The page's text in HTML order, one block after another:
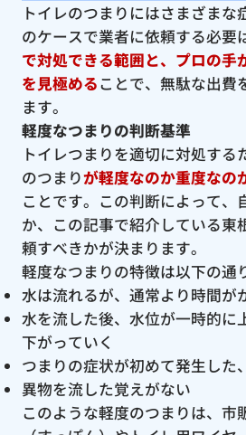
トイレのつまりにはさまざまな
のケースで業者に依頼する必要
で対処できる範囲と、プロの手
を見極めることで、無駄な出費
ます。
軽度なつまりの判断基準
トイレつまりを適切に対処する
のつまりが軽度なのか重度なの
ことです。この判断によって、
か、この記事で紹介している東
頼すべきかが決まります。
軽度なつまりの特徴は以下の通
水は流れるが、通常より時間が
水を流した後、水位が一時的に
下がっていく
つまりの症状が初めて発生した
異物を流した覚えがない
このような軽度のつまりは、市